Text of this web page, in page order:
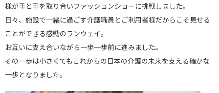
様が手と手を取り合いファッションショーに挑戦しました。
日々、施設で一緒に過ごす介護職員とご利用者様だからこそ見せる
ことができる感動のランウェイ。
お互いに支え合いながら一歩一歩前に進みました。
その一歩は小さくてもこれからの日本の介護の未来を支える確かな
一歩となりました。